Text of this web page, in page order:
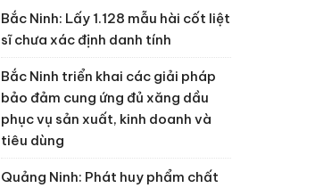
Bắc Ninh: Lấy 1.128 mẫu hài cốt liệt
sĩ chưa xác định danh tính
Bắc Ninh triển khai các giải pháp
bảo đảm cung ứng đủ xăng dầu
phục vụ sản xuất, kinh doanh và
tiêu dùng
Quảng Ninh: Phát huy phẩm chất